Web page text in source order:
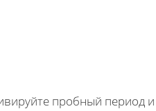
пробный период